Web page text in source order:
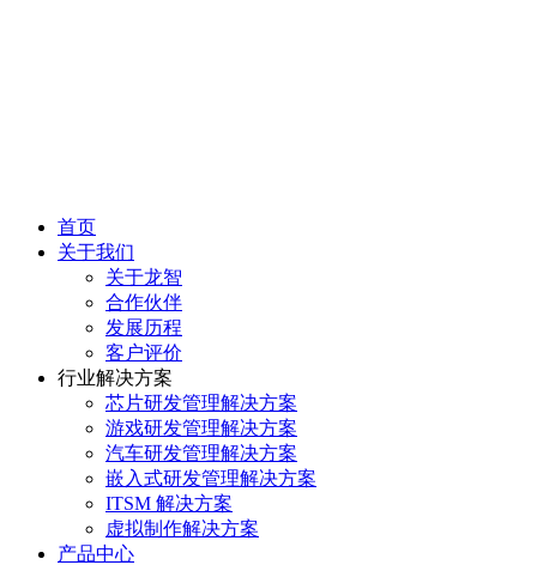
首页
关于我们
关于龙智
合作伙伴
发展历程
客户评价
行业解决方案
芯片研发管理解决方案
游戏研发管理解决方案
汽车研发管理解决方案
嵌入式研发管理解决方案
ITSM 解决方案
虚拟制作解决方案
产品中心